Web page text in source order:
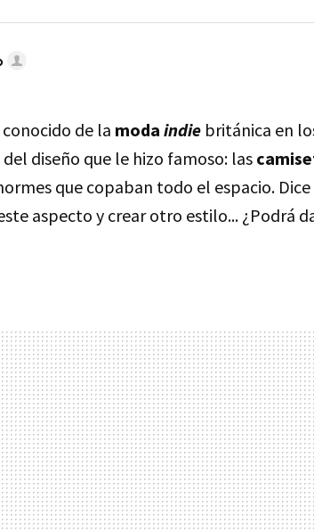
conocido de la moda indie británica en
diseño que le hizo famoso: las
que copaban todo el espacio.
aspecto y crear otro estilo... ¿Podrá